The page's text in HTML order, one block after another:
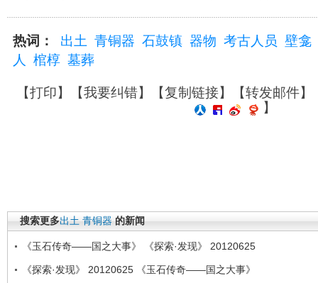
热词： 出土 青铜器 石鼓镇 器物 考古人员 壁龛
人
棺椁 墓葬
【打印】【我要纠错】【复制链接】【转发邮件】
】
搜索更多出土 青铜器 的新闻
《玉石传奇——国之大事》 《探索·发现》 20120625
《探索·发现》 20120625 《玉石传奇——国之大事》